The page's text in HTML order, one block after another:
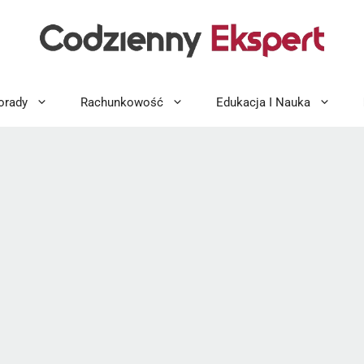
Rachunkowość Edukacja I Nauka